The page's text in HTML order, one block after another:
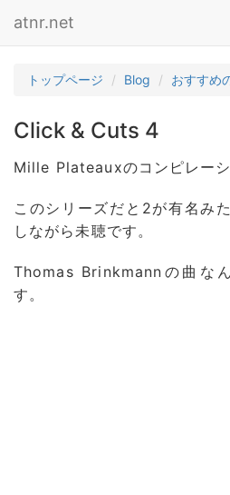
atnr.net
トップページ Blog おすすめ
Click & Cuts 4
Mille Plateauxのコンピレーシ
このシリーズだと2が有名み
しながら未聴です。
Thomas Brinkmannの曲な
す。